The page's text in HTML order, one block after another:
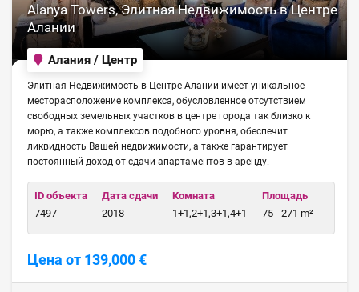
Alanya Towers, Элитная Недвижимость в Центре
Алании
Алания / Центр
Элитная Недвижимость в Центре Алании имеет уникальное
месторасположение комплекса, обусловленное отсутствием
свободных земельных участков в центре города так близко к
морю, а также комплексов подобного уровня, обеспечит
ликвидность Вашей недвижимости, а также гарантирует
постоянный доход от сдачи апартаментов в аренду.
ID объекта
7497
Дата сдачи
2018
Комната
1+1,2+1,3+1,4+1
Площадь
75 - 271 m²
Цена от 139,000 €